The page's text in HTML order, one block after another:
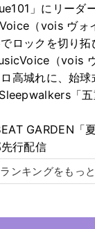
」にリーダ
（vois ヴォ
でロックを切り
（vois ヴ
高城れに、始球
「
GARDEN「
行配信
ランキングをもっ